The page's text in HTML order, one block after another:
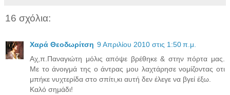
16 σχόλια:
Χαρά Θεοδωρίτση 9 Απριλίου 2010 στις 1:50 π.μ.
Αχ,π.Παναγιώτη μόλις απόψε βρέθηκε & στην πόρτα μας.
Με το άνοιγμά της ο άντρας μου λαχτάρησε νομίζοντας οτι
μπήκε νυχτερίδα στο σπίτι,κι αυτή δεν έλεγε να βγεί έξω.
Καλό σημάδι!